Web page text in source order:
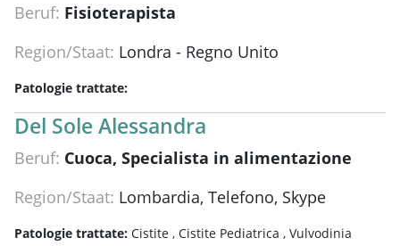
Beruf: Fisioterapista
Region/Staat: Londra - Regno Unito
Patologie trattate:
Del Sole Alessandra
Beruf: Cuoca, Specialista in alimentazione
Region/Staat: Lombardia, Telefono, Skype
Patologie trattate: Cistite , Cistite Pediatrica , Vulvodinia